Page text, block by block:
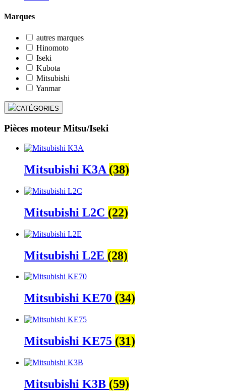
Marques
autres marques
Hinomoto
Iseki
Kubota
Mitsubishi
Yanmar
CATÉGORIES
Pièces moteur Mitsu/Iseki
Mitsubishi K3A (38)
Mitsubishi L2C (22)
Mitsubishi L2E (28)
Mitsubishi KE70 (34)
Mitsubishi KE75 (31)
Mitsubishi K3B (59)